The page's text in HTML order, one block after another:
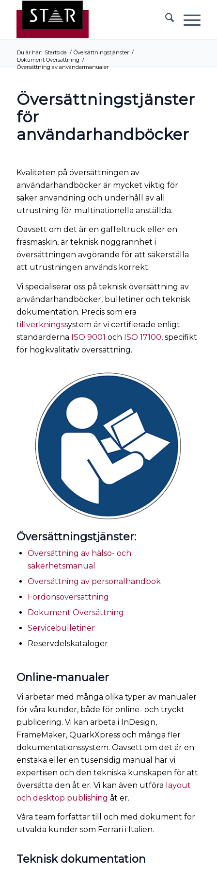
Du är här: Startsida / Översättningstjänster /
Dokument Översättning /
Översättning av användarmanualer
Översättningstjänster
för
användarhandböcker
Kvaliteten på översättningen av
användarhandböcker är mycket viktig för
säker användning och underhåll av all
utrustning för multinationella anställda.
Oavsett om det är en gaffeltruck eller en
fräsmaskin, är teknisk noggrannhet i
översättningen avgörande för att säkerställa
att utrustningen används korrekt.
Vi specialiserar oss på teknisk översättning av
användarhandböcker, bulletiner och teknisk
dokumentation. Precis som era
tillverkningssystem är vi certifierade enligt
standarderna ISO 9001 och ISO 17100, specifikt
för högkvalitativ översättning.
Översättningstjänster:
Översättning av hälso- och
säkerhetsmanual
Översättning av personalhandbok
Fordonsöversättning
Dokument Översättning
Servicebulletiner
Reservdelskataloger
Online-manualer
Vi arbetar med många olika typer av manualer
för våra kunder, både för online- och tryckt
publicering. Vi kan arbeta i InDesign,
FrameMaker, QuarkXpress och många fler
dokumentationssystem. Oavsett om det är en
enstaka eller en tusensidig manual har vi
expertisen och den tekniska kunskapen för att
översätta den åt er. Vi kan även utföra layout
och desktop publishing åt er.
Våra team författar till och med dokument för
utvalda kunder som Ferrari i Italien.
Teknisk dokumentation